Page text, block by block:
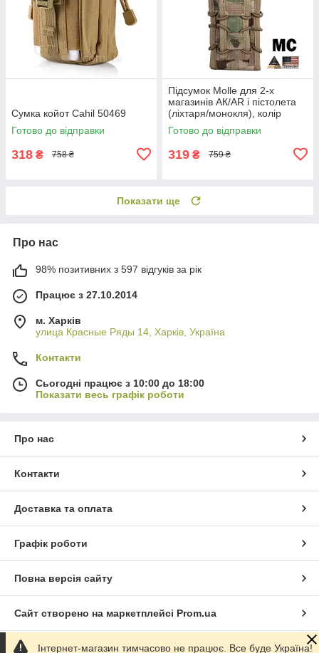
Сумка койот Cahil 50469
Готово до відправки
318 ₴ 758 ₴
Підсумок Molle для 2-х
магазинів АК/AR і пістолета
(ліхтаря/монокля), колір
"MultiCam" або "Олива"
Готово до відправки
319 ₴ 759 ₴
Показати ще
Про нас
98% позитивних з 597 відгуків за рік
Працює з 27.10.2014
м. Харків
улица Красные Ряды 14, Харків, Україна
Контакти
Сьогодні працює з 10:00 до 18:00
Показати весь графік роботи
Про нас
Контакти
Доставка та оплата
Графік роботи
Повна версія сайту
Сайт створено на маркетплейсі Prom.ua
Політика конфіденційності
Інтернет-магазин тимчасово не працює. Все буде Україна!